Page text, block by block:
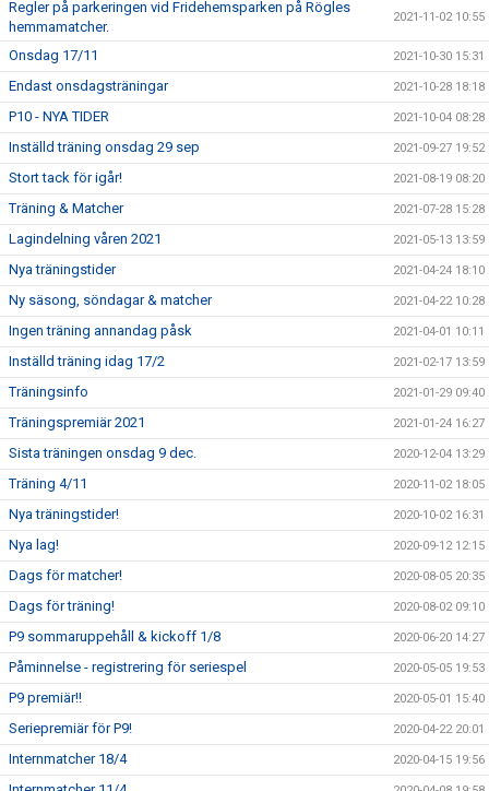
Regler på parkeringen vid Fridehemsparken på Rögles
hemmamatcher.
2021-11-02 10:55
Onsdag 17/11 2021-10-30 15:31
Endast onsdagsträningar 2021-10-28 18:18
P10 - NYA TIDER 2021-10-04 08:28
Inställd träning onsdag 29 sep 2021-09-27 19:52
Stort tack för igår! 2021-08-19 08:20
Träning & Matcher 2021-07-28 15:28
Lagindelning våren 2021 2021-05-13 13:59
Nya träningstider 2021-04-24 18:10
Ny säsong, söndagar & matcher 2021-04-22 10:28
Ingen träning annandag påsk 2021-04-01 10:11
Inställd träning idag 17/2 2021-02-17 13:59
Träningsinfo 2021-01-29 09:40
Träningspremiär 2021 2021-01-24 16:27
Sista träningen onsdag 9 dec. 2020-12-04 13:29
Träning 4/11 2020-11-02 18:05
Nya träningstider! 2020-10-02 16:31
Nya lag! 2020-09-12 12:15
Dags för matcher! 2020-08-05 20:35
Dags för träning! 2020-08-02 09:10
P9 sommaruppehåll & kickoff 1/8 2020-06-20 14:27
Påminnelse - registrering för seriespel 2020-05-05 19:53
P9 premiär!! 2020-05-01 15:40
Seriepremiär för P9! 2020-04-22 20:01
Internmatcher 18/4 2020-04-15 19:56